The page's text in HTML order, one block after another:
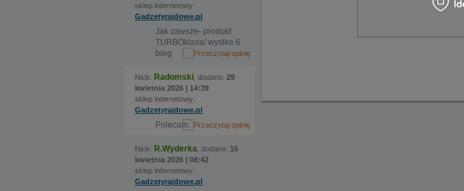
sklep internetowy:
Gadzetyrajdowe.pl
Jak zawsze- produkt
TURBOklasa/ wyslka 6
bieg
Nick: Radomski , dodano: 29
kwietnia 2026 | 14:39
sklep internetowy:
Gadzetyrajdowe.pl
Polecam.
Nick: R.Wyderka , dodano: 16
kwietnia 2026 | 08:42
sklep internetowy:
Gadzetyrajdowe.pl